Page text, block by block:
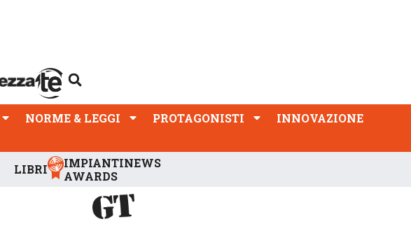
NORME & LEGGI PROTAGONISTI
INNOVAZIONE
LIBRI
IMPIANTINEWS
AWARDS